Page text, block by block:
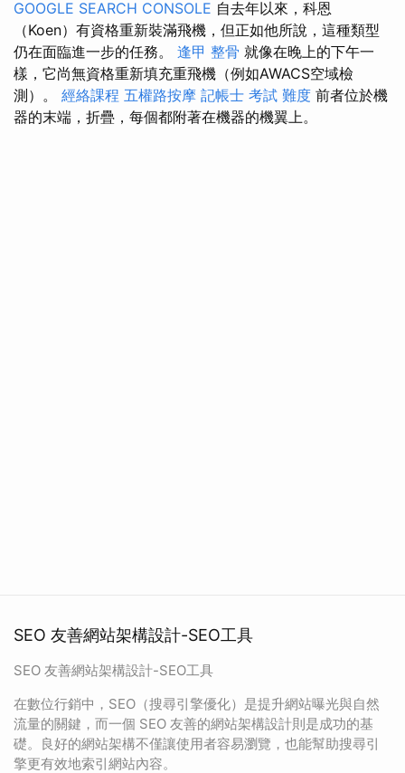
GOOGLE SEARCH CONSOLE 自去年以來，科恩
（Koen）有資格重新裝滿飛機，但正如他所說，這種類型
仍在面臨進一步的任務。 逢甲 整骨 就像在晚上的下午一
樣，它尚無資格重新填充重飛機（例如AWACS空域檢
測）。 經絡課程 五權路按摩 記帳士 考試 難度 前者位於機
器的末端，折疊，每個都附著在機器的機翼上。
SEO 友善網站架構設計-SEO工具
SEO 友善網站架構設計-SEO工具
在數位行銷中，SEO（搜尋引擎優化）是提升網站曝光與自然
流量的關鍵，而一個 SEO 友善的網站架構設計則是成功的基
礎。良好的網站架構不僅讓使用者容易瀏覽，也能幫助搜尋引
擎更有效地索引網站內容。